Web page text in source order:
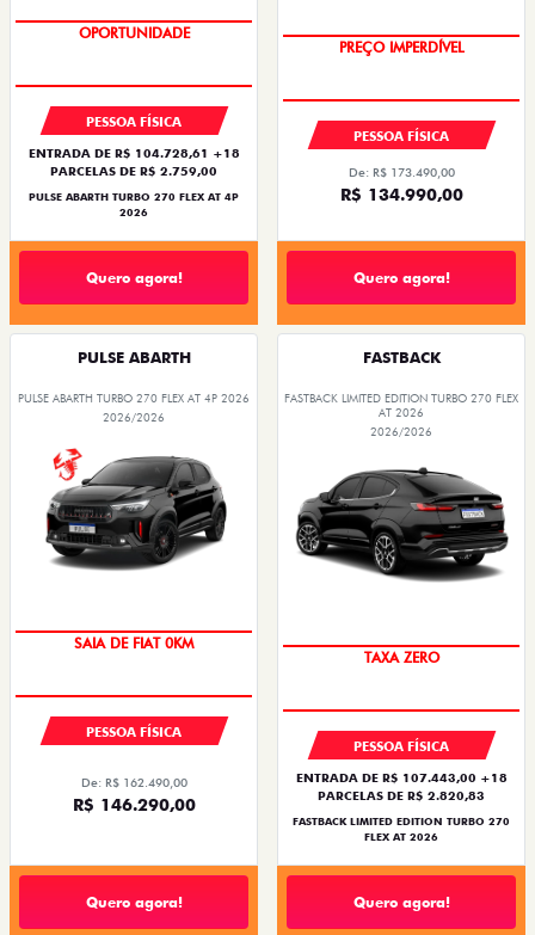
OPORTUNIDADE
PESSOA FÍSICA
ENTRADA DE R$ 104.728,61 +18
PARCELAS DE R$ 2.759,00
PULSE ABARTH TURBO 270 FLEX AT 4P
2026
Quero agora!
PREÇO IMPERDÍVEL
PESSOA FÍSICA
De: R$ 173.490,00
R$ 134.990,00
Quero agora!
PULSE ABARTH
PULSE ABARTH TURBO 270 FLEX AT 4P 2026
2026/2026
SAIA DE FIAT 0KM
PESSOA FÍSICA
De: R$ 162.490,00
R$ 146.290,00
Quero agora!
FASTBACK
FASTBACK LIMITED EDITION TURBO 270 FLEX
AT 2026
2026/2026
TAXA ZERO
PESSOA FÍSICA
ENTRADA DE R$ 107.443,00 +18
PARCELAS DE R$ 2.820,83
FASTBACK LIMITED EDITION TURBO 270
FLEX AT 2026
Quero agora!